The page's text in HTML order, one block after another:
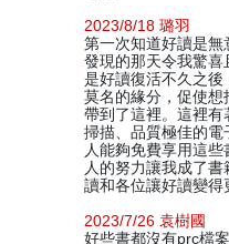
2023/8/18 璐羽
第一次知道好讀是無
發現的那天令我驚
是好讀復活不久之後
莫名的緣分，促使想
帶到了這裡。這裡有
掃描、品質極佳的電
人能夠免費享用這
人的努力讓我成了
讀和各位讓好讀變得
2023/7/26 袁樹國
好些書都沒有prc檔